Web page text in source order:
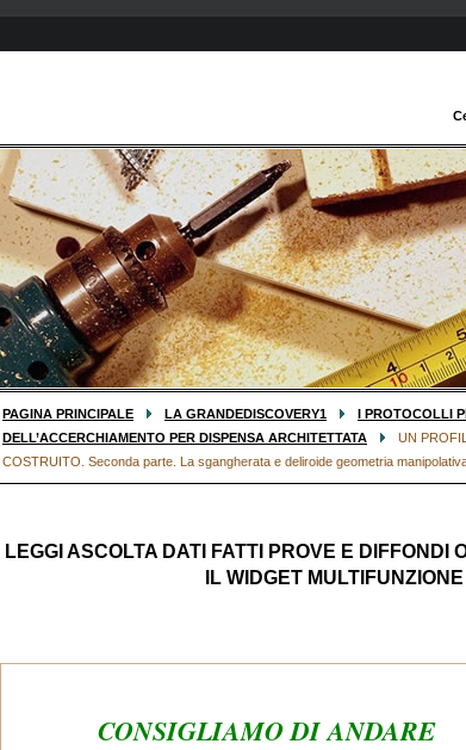
PAGINA PRINCIPALE LA GRANDEDISCOVERY1
I PROTOCOLLI
DELL’ACCERCHIAMENTO PER DISPENSA ARCHITETTATA
UN
COSTRUITO. Seconda parte. La sgangherata e deliroide geometria
LEGGI ASCOLTA DATI FATTI PROVE E DIFFONDI
IL WIDGET MULTIFUNZIONE
CONSIGLIAMO DI ANDARE